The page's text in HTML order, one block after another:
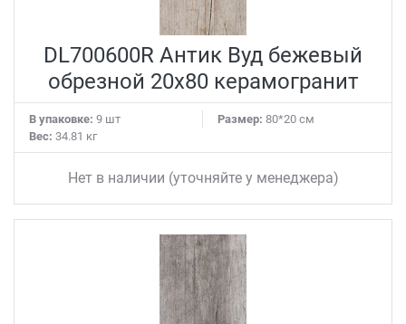
DL700600R Антик Вуд бежевый
обрезной 20x80 керамогранит
В упаковке: 9 шт Размер: 80*20 см
Вес: 34.81 кг
Нет в наличии (уточняйте у менеджера)